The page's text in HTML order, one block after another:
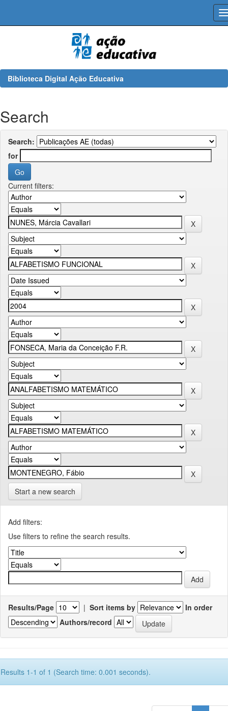
Biblioteca Digital Ação Educativa
Search
Search:
for
Current filters:
Start a new search
Add filters:
Use filters to refine the search results.
Results/Page | Sort items by
In order
Authors/record
Results 1-1 of 1 (Search time: 0.001 seconds).